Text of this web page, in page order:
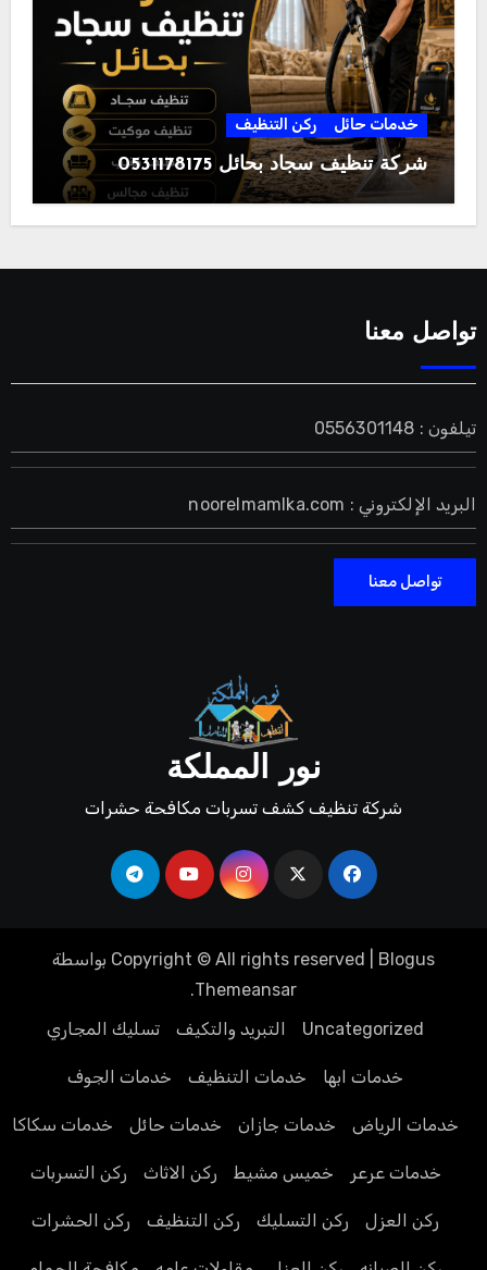
خدمات حائل ركن التنظيف
شركة تنظيف سجاد بحائل 0531178175
تواصل معنا
تيلفون : 0556301148
البريد الإلكتروني : noorelmamlka.com
تواصل معنا
نور المملكة
شركة تنظيف كشف تسربات مكافحة حشرات
Copyright © All rights reserved Blogus
بواسطة
Themeansar
.
Uncategorized
التبريد والتكيف تسليك المجاري
خدمات ابها خدمات التنظيف خدمات الجوف
خدمات الرياض خدمات جازان خدمات حائل خدمات سكاكا
خدمات عرعر خميس مشيط ركن الاثاث ركن التسربات
ركن العزل ركن التسليك ركن التنظيف ركن الحشرات